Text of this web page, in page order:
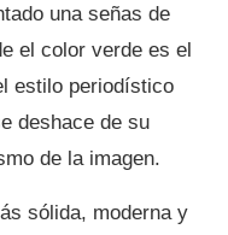
una señas de
el color verde es el
estilo periodístico
deshace de su
de la imagen.
sólida, moderna y